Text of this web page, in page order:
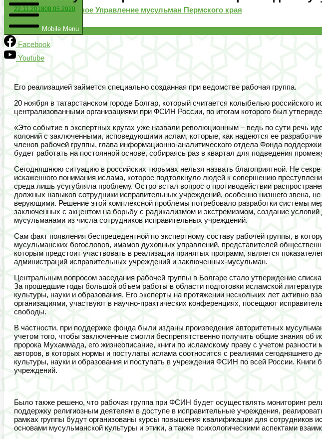
Региональное Духовное Управление мусульман Пермского края
Facebook
Youtube
Mobile Menu
22.11.201808.05.2020
Его реализацией займется специально созданная при ведомстве рабочая группа.
20 ноября в татарстанском городе Болгар, который считается колыбелью
централизованными организациями при ФСИН России, по итогам которого был
«Это событие в экспертных кругах уже назвали революционным – ведь по сути речь
колоний с заключенными, исповедующими ислам, которые, как надеются ее
членов рабочей группы, глава информационно-аналитического отдела Фонда
будет работать на постоянной основе, собираясь раз в квартал для подведения
Сегодняшнюю ситуацию в российских тюрьмах нельзя назвать благоприятной. Не
искаженного понимания ислама, которое подтолкнуло людей к совершению
среда лишь усугубляла проблему. Остро встал вопрос о противодействии
должных навыков сотрудники исправительных учреждений, особенно низшего звена,
верующими. Решение этой комплексной проблемы потребовало разработки системы
заключенных с акцентом на борьбу с радикализмом и экстремизмом, создание
мусульманами из числа сотрудников исправительных учреждений.
Сам факт появления беспрецедентной по экспертному составу рабочей группы, в
мусульманских богословов, имамов духовных управлений, представителей
которым предстоит участвовать в реализации принятых программ, является
администраций исправительных учреждений и заключенных-мусульман.
Центральным вопросом заседания рабочей группы в Болгаре стало утверждение
За прошедшие годы большой объем работы в области подготовки исламской
культуры, науки и образования. Его эксперты на протяжении нескольких лет
организациями, участвуют в научно-практических конференциях, посещают
свободы.
В частности, при поддержке фонда были изданы произведения авторитетных
учетом того, чтобы заключенные смогли беспрепятственно получить общие знания
пророка Мухаммада, его жизнеописание, книги по исламскому праву с учетом
авторов, в которых нормы и постулаты ислама соотносится с реалиями сегодняшнего
культуры, науки и образования и поступать в учреждения ФСИН по всей России.
учреждений.
Было также решено, что рабочая группа при ФСИН будет осуществлять мониторинг
поддержку религиозным деятелям в доступе в исправительные учреждения,
рамках группы будут организованы курсы повышения квалификации для сотрудников
основами мусульманской культуры и этики, а также психологическими аспектами